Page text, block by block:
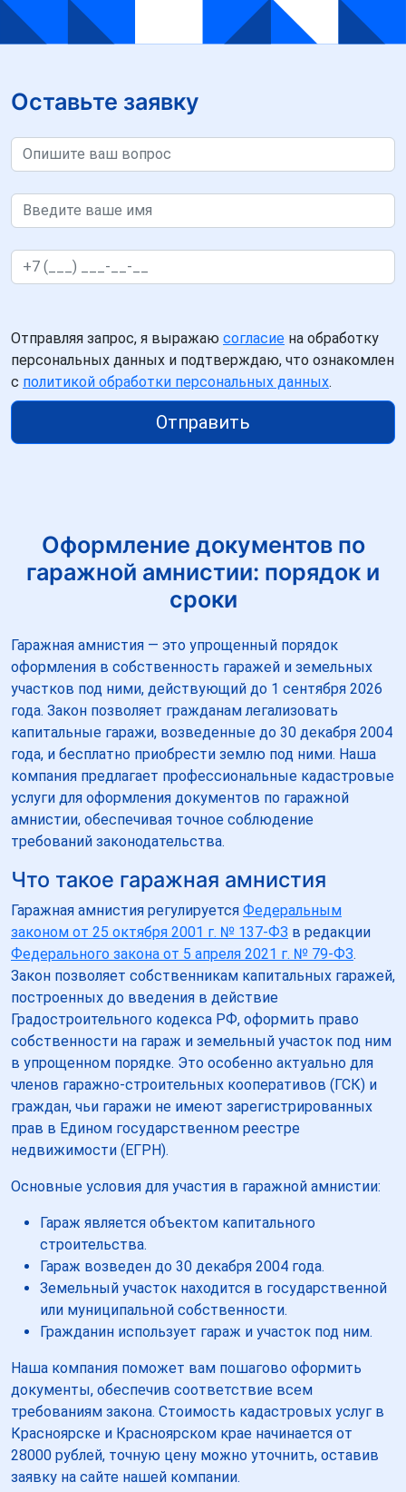
Оставьте заявку
Отправляя запрос, я выражаю согласие на обработку
персональных данных и подтверждаю, что ознакомлен
с политикой обработки персональных данных.
Отправить
Оформление документов по
гаражной амнистии: порядок и
сроки
Гаражная амнистия — это упрощенный порядок
оформления в собственность гаражей и земельных
участков под ними, действующий до 1 сентября 2026
года. Закон позволяет гражданам легализовать
капитальные гаражи, возведенные до 30 декабря 2004
года, и бесплатно приобрести землю под ними. Наша
компания предлагает профессиональные кадастровые
услуги для оформления документов по гаражной
амнистии, обеспечивая точное соблюдение
требований законодательства.
Что такое гаражная амнистия
Гаражная амнистия регулируется Федеральным
законом от 25 октября 2001 г. № 137-ФЗ в редакции
Федерального закона от 5 апреля 2021 г. № 79-ФЗ.
Закон позволяет собственникам капитальных гаражей,
построенных до введения в действие
Градостроительного кодекса РФ, оформить право
собственности на гараж и земельный участок под ним
в упрощенном порядке. Это особенно актуально для
членов гаражно-строительных кооперативов (ГСК) и
граждан, чьи гаражи не имеют зарегистрированных
прав в Едином государственном реестре
недвижимости (ЕГРН).
Основные условия для участия в гаражной амнистии:
Гараж является объектом капитального
строительства.
Гараж возведен до 30 декабря 2004 года.
Земельный участок находится в государственной
или муниципальной собственности.
Гражданин использует гараж и участок под ним.
Наша компания поможет вам пошагово оформить
документы, обеспечив соответствие всем
требованиям закона. Стоимость кадастровых услуг в
Красноярске и Красноярском крае начинается от
28000 рублей, точную цену можно уточнить, оставив
заявку на сайте нашей компании.